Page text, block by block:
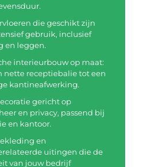
die geschikt zijn
gebruik, inclusief
en leggen.
interieurbouw op maat:
nette receptiebalie tot een
kantineafwerking.
gericht op
en privacy, passend bij
en kantoor.
en
uitingen die de
van jouw bedrijf